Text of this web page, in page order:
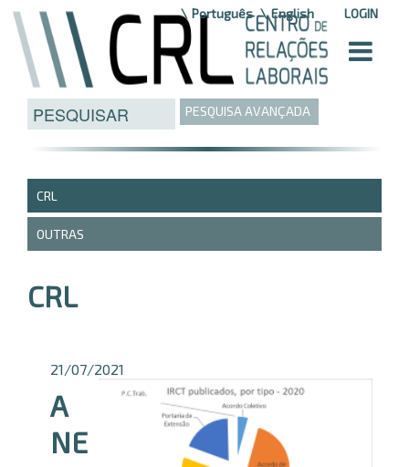
Saltar para o conteúdo LOGIN
Português English
PESQUISA AVANÇADA
CRL
OUTRAS
CRL
21/07/2021
A
NE